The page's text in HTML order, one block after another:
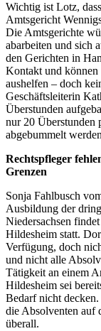
Wichtig ist Lotz,
Amtsgericht
Die Amtsgerichte
abarbeiten und sich
den Gerichten in
Kontakt und können
aushelfen – doch
Geschäftsleiterin
Überstunden
nur 20 Überstunden
abgebummelt
Rechtspfleger
Grenzen
Sonja Fahlbusch
Ausbildung der
Niedersachsen
Hildesheim statt.
Verfügung, doch
und nicht alle
Tätigkeit an einem
Hildesheim sei
Bedarf nicht
die Absolventen auf
überall.